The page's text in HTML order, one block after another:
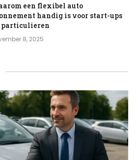
een flexibel auto
handig is voor start-ups
particulieren
8, 2025